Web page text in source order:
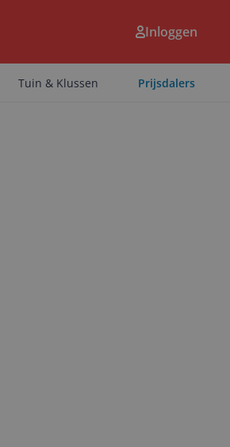
Inloggen
Tuin & Klussen Prijsdalers